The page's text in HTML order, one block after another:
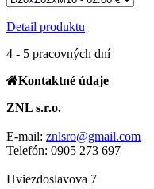
Detail produktu
4 - 5 pracovných dní
Kontaktné údaje
ZNL s.r.o.
E-mail: znlsro@gmail.com
Telefón: 0905 273 697
Hviezdoslavova 7